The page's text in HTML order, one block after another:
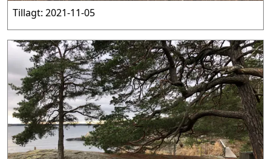
Tillagt: 2021-11-05